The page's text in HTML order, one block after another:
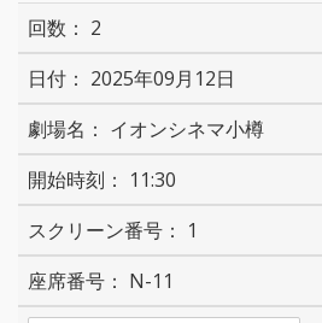
2
2025年09月12日
イオンシネマ小樽
11:30
1
N-11